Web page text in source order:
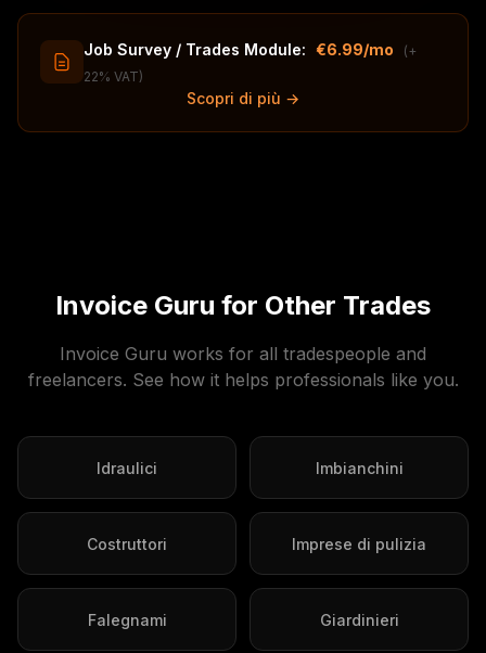
Job Survey / Trades Module: €6.99/mo
(+
22% VAT)
Scopri di più →
Invoice Guru for Other Trades
Invoice Guru works for all tradespeople and
freelancers. See how it helps professionals like you.
Idraulici Imbianchini
Costruttori Imprese di pulizia
Falegnami Giardinieri